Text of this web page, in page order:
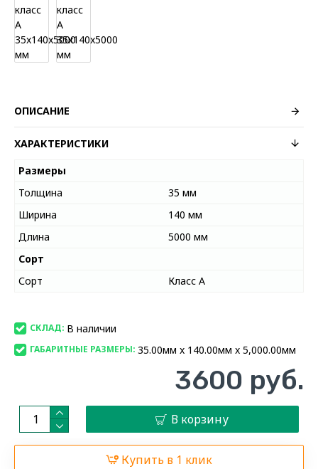
ОПИСАНИЕ
ХАРАКТЕРИСТИКИ
Размеры
Толщина
35 мм
Ширина
140 мм
Длина
5000 мм
Сорт
Сорт
Класс А
СКЛАД: В наличии
ГАБАРИТНЫЕ РАЗМЕРЫ: 35.00мм x 140.00мм x 5,000.00мм
3600 руб.
В корзину
Купить в 1 клик